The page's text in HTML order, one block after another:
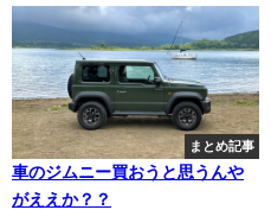
まとめ記事
車のジムニー買おうと思うんや
がええか？？